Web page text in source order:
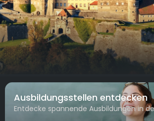
Ausbildungsstellen entdecken
Entdecke spannende Ausbildungen in